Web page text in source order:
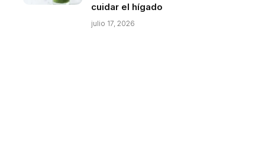
cuidar el hígado
julio 17, 2026